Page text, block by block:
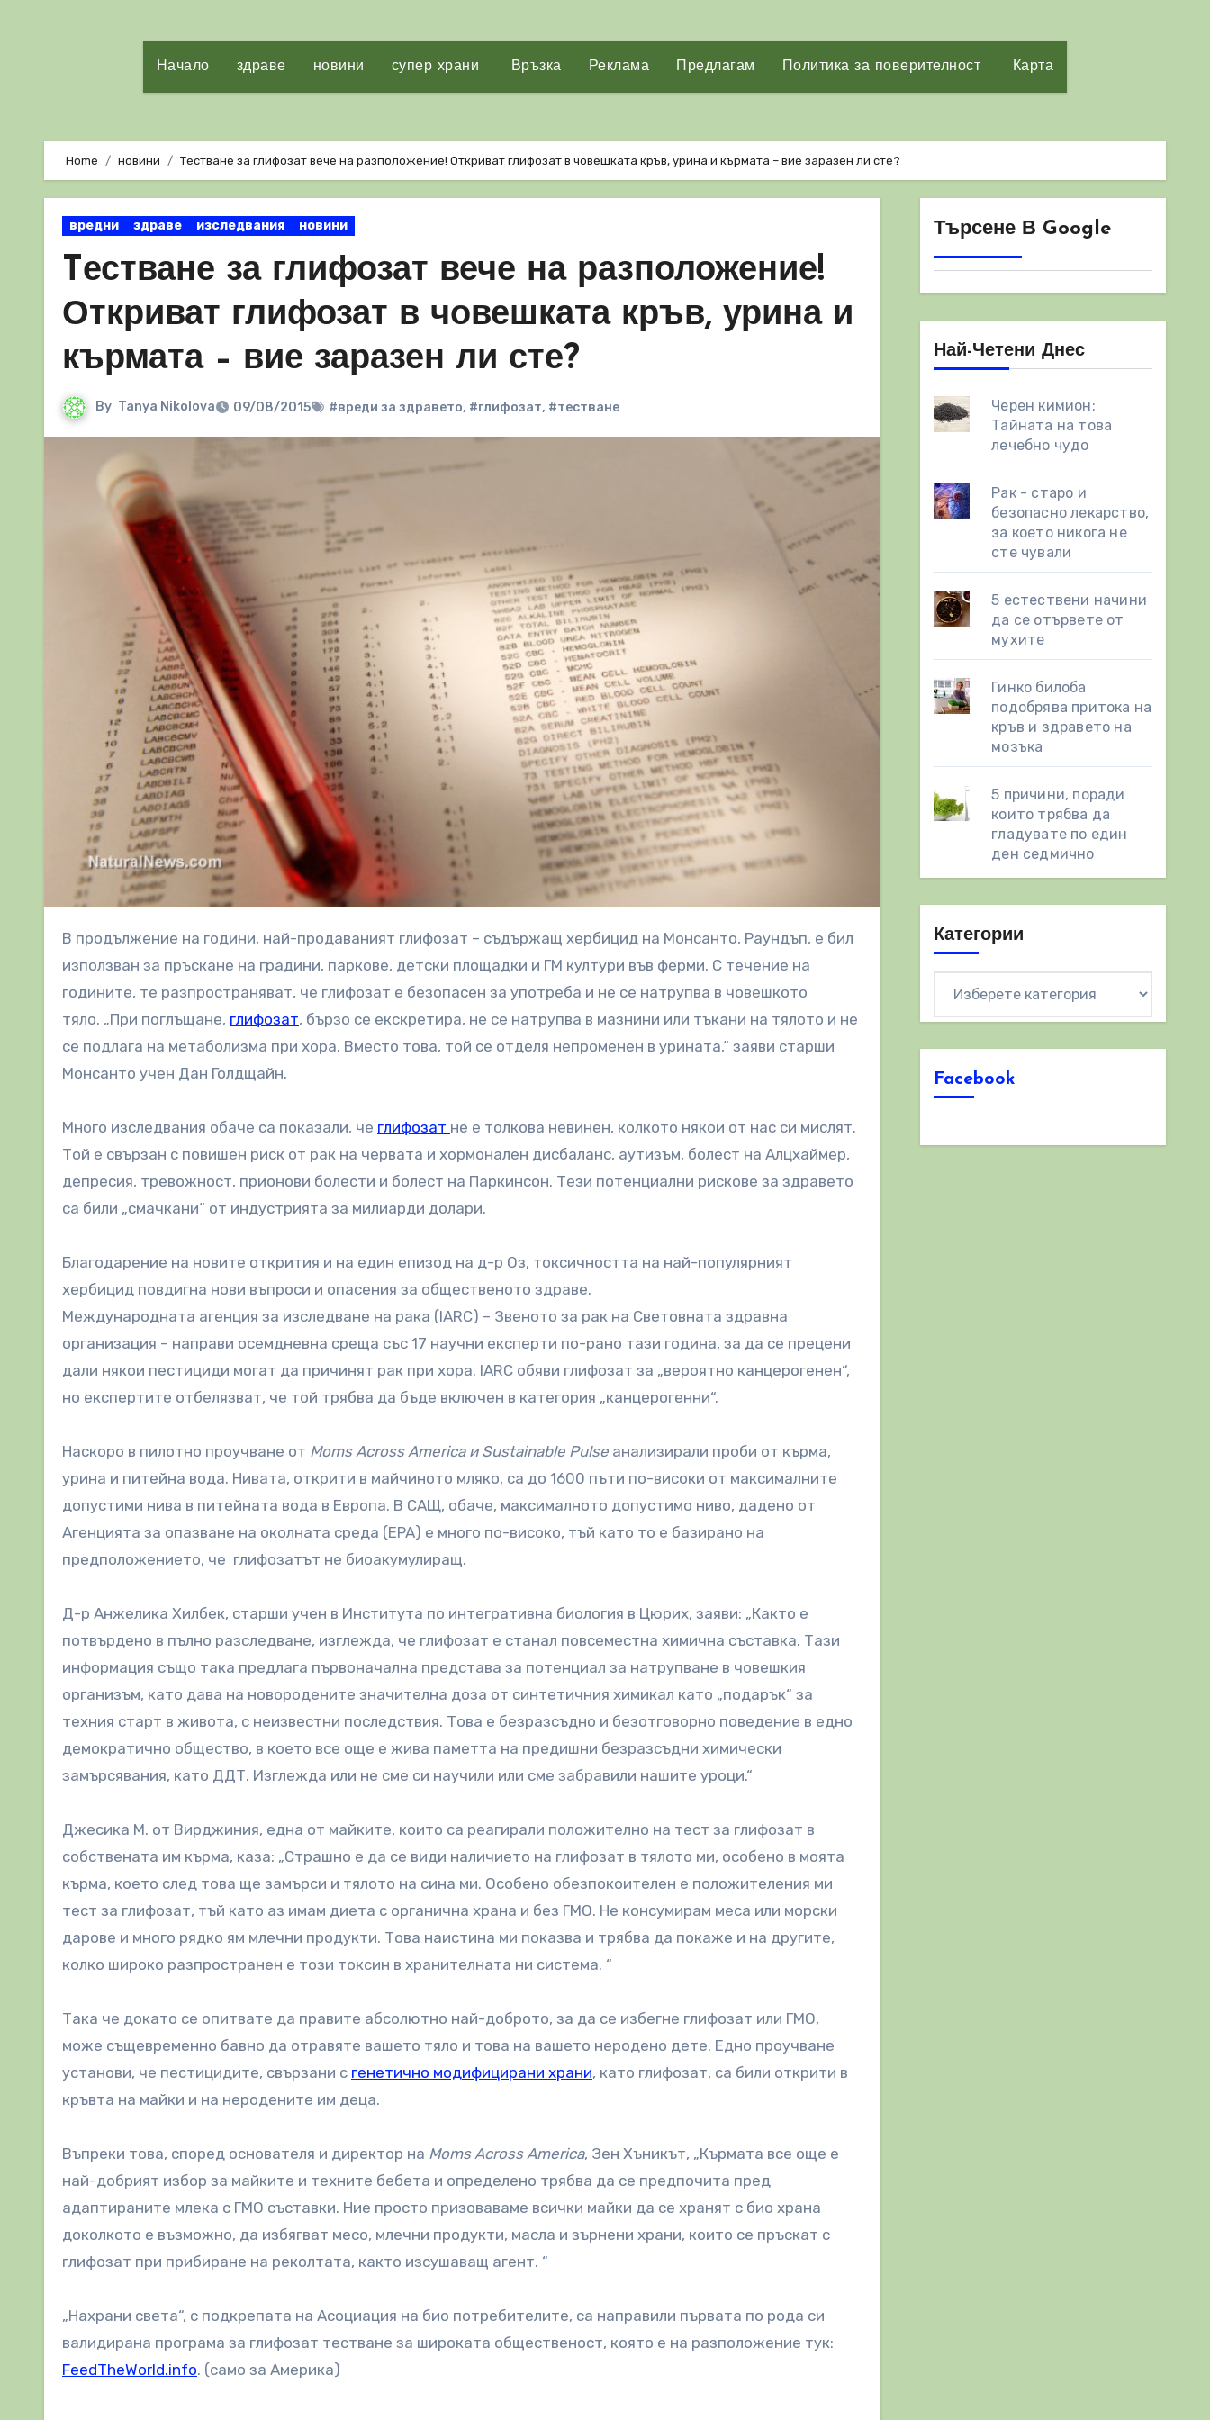
Начало здраве новини супер храни Връзка Реклама Предлагам Политика за поверителност Карта
Home новини Tестване за глифозат вече на разположение! Откриват глифозат в човешката кръв, урина и кърмата – вие заразен ли сте?
вредни здраве изследвания новини
Tестване за глифозат вече на разположение!
Откриват глифозат в човешката кръв, урина и
кърмата – вие заразен ли сте?
By Tanya Nikolova 09/08/2015 #вреди за здравето, #глифозат, #тестване
В продължение на години, най-продаваният глифозат – съдържащ хербицид на Монсанто, Раундъп, е бил
използван за пръскане на градини, паркове, детски площадки и ГМ култури във ферми. С течение на
годините, те разпространяват, че глифозат е безопасен за употреба и не се натрупва в човешкото
тяло. „При поглъщане, глифозат, бързо се екскретира, не се натрупва в мазнини или тъкани на тялото и не
се подлага на метаболизма при хора. Вместо това, той се отделя непроменен в урината,“ заяви старши
Монсанто учен Дан Голдщайн.
Много изследвания обаче са показали, че глифозат не е толкова невинен, колкото някои от нас си мислят.
Той е свързан с повишен риск от рак на червата и хормонален дисбаланс, аутизъм, болест на Алцхаймер,
депресия, тревожност, прионови болести и болест на Паркинсон. Тези потенциални рискове за здравето
са били „смачкани“ от индустрията за милиарди долари.
Благодарение на новите открития и на един епизод на д-р Оз, токсичността на най-популярният
хербицид повдигна нови въпроси и опасения за общественото здраве.
Международната агенция за изследване на рака (IARC) – Звеното за рак на Световната здравна
организация – направи осемдневна среща със 17 научни експерти по-рано тази година, за да се прецени
дали някои пестициди могат да причинят рак при хора. IARC обяви глифозат за „вероятно канцерогенен“,
но експертите отбелязват, че той трябва да бъде включен в категория „канцерогенни“.
Наскоро в пилотно проучване от Moms Across America и Sustainable Pulse анализирали проби от кърма,
урина и питейна вода. Нивата, открити в майчиното мляко, са до 1600 пъти по-високи от максималните
допустими нива в питейната вода в Европа. В САЩ, обаче, максималното допустимо ниво, дадено от
Агенцията за опазване на околната среда (EPA) е много по-високо, тъй като то е базирано на
предположението, че глифозатът не биоакумулиращ.
Д-р Анжелика Хилбек, старши учен в Института по интегративна биология в Цюрих, заяви: „Както е
потвърдено в пълно разследване, изглежда, че глифозат е станал повсеместна химична съставка. Тази
информация също така предлага първоначална представа за потенциал за натрупване в човешкия
организъм, като дава на новородените значителна доза от синтетичния химикал като „подарък“ за
техния старт в живота, с неизвестни последствия. Това е безразсъдно и безотговорно поведение в едно
демократично общество, в което все още е жива паметта на предишни безразсъдни химически
замърсявания, като ДДТ. Изглежда или не сме си научили или сме забравили нашите уроци.“
Джесика М. от Вирджиния, една от майките, които са реагирали положително на тест за глифозат в
собствената им кърма, каза: „Страшно е да се види наличието на глифозат в тялото ми, особено в моята
кърма, което след това ще замърси и тялото на сина ми. Особено обезпокоителен е положителения ми
тест за глифозат, тъй като аз имам диета с органична храна и без ГМО. Не консумирам меса или морски
дарове и много рядко ям млечни продукти. Това наистина ми показва и трябва да покаже и на другите,
колко широко разпространен е този токсин в хранителната ни система. “
Така че докато се опитвате да правите абсолютно най-доброто, за да се избегне глифозат или ГМО,
може същевременно бавно да отравяте вашето тяло и това на вашето неродено дете. Едно проучване
установи, че пестицидите, свързани с генетично модифицирани храни, като глифозат, са били открити в
кръвта на майки и на неродените им деца.
Въпреки това, според основателя и директор на Moms Across America, Зен Хъникът, „Кърмата все още е
най-добрият избор за майките и техните бебета и определено трябва да се предпочита пред
адаптираните млека с ГМО съставки. Ние просто призоваваме всички майки да се хранят с био храна
доколкото е възможно, да избягват месо, млечни продукти, масла и зърнени храни, които се пръскат с
глифозат при прибиране на реколтата, както изсушаващ агент. “
„Нахрани света“, с подкрепата на Асоциация на био потребителите, са направили първата по рода си
валидирана програма за глифозат тестване за широката общественост, която е на разположение тук:
FeedTheWorld.info. (само за Америка)
Търсене В Google
Най-Четени Днес
Черен кимион:
Тайната на това
лечебно чудо
Рак - старо и
безопасно лекарство,
за което никога не
сте чували
5 естествени начини
да се отървете от
мухите
Гинко билоба
подобрява притока на
кръв и здравето на
мозъка
5 причини, поради
които трябва да
гладувате по един
ден седмично
Категории
Facebook